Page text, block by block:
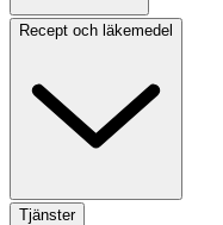
Recept och läkemedel
Tjänster